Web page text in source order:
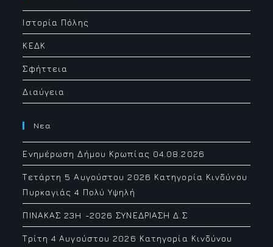
Ιστορία Πόλης
ΚΕΔΚ
Σφήττεια
Διαύγεια
Νεα
Ενημέρωση Δήμου Κρωπίας 04.08.2026
Τετάρτη 5 Αυγούστου 2026 Κατηγορία Κινδύνου
Πυρκαγιάς 4 Πολύ Υψηλή
ΠΙΝΑΚΑΣ 23H -2026 ΣΥΝΕΔΡΙΑΣΗ Δ.Σ
Τρίτη 4 Αυγούστου 2026 Κατηγορία Κινδύνου